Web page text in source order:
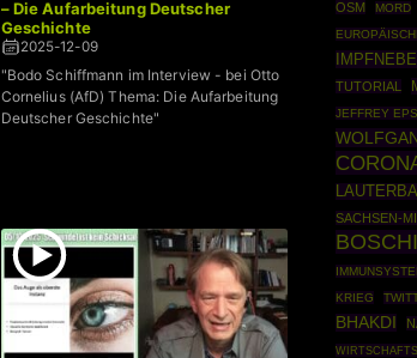
– Die Aufarbeitung Deutscher
Geschichte
2025-12-09
"Bodo Schiffmann im Interview - bei Otto
Cornelius (AfD) Thema: Die Aufarbeitung
Deutscher Geschichte"
OSM MORD
TUTORIAL
JEFFREY
SACHSEN-
KRIEG
BHAKDI